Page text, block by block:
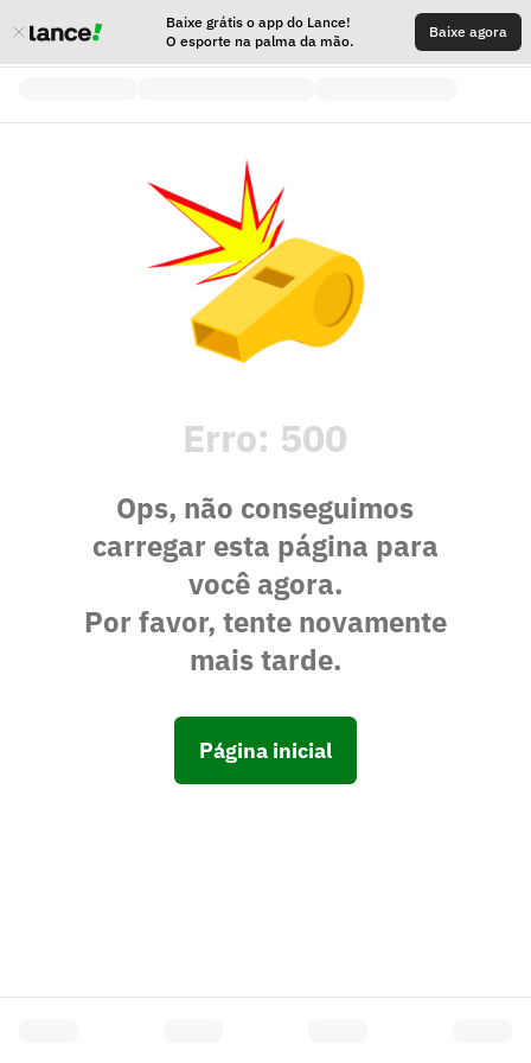
Baixe grátis o app do Lance!
O esporte na palma da mão.
Baixe agora
Erro: 500
Ops, não conseguimos
carregar esta página para
você agora.
Por favor, tente novamente
mais tarde.
Página inicial